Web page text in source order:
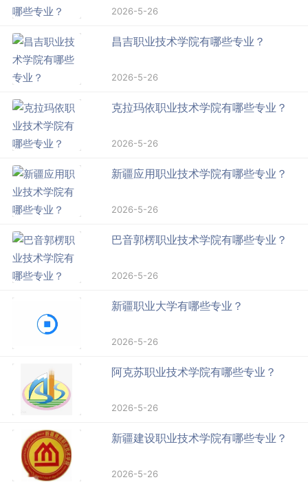
2026-5-26
昌吉职业技术学院有哪些专业？
2026-5-26
克拉玛依职业技术学院有哪些专业？
2026-5-26
新疆应用职业技术学院有哪些专业？
2026-5-26
巴音郭楞职业技术学院有哪些专业？
2026-5-26
新疆职业大学有哪些专业？
2026-5-26
阿克苏职业技术学院有哪些专业？
2026-5-26
新疆建设职业技术学院有哪些专业？
2026-5-26